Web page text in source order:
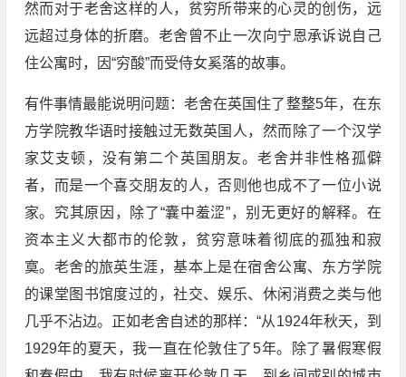
然而对于老舍这样的人，贫穷所带来的心灵的创伤，远
远超过身体的折磨。老舍曾不止一次向宁恩承诉说自己
住公寓时，因“穷酸”而受侍女奚落的故事。
有件事情最能说明问题：老舍在英国住了整整5年，在东
方学院教华语时接触过无数英国人，然而除了一个汉学
家艾支顿，没有第二个英国朋友。老舍并非性格孤僻
者，而是一个喜交朋友的人，否则他也成不了一位小说
家。究其原因，除了“囊中羞涩”，别无更好的解释。在
资本主义大都市的伦敦，贫穷意味着彻底的孤独和寂
寞。老舍的旅英生涯，基本上是在宿舍公寓、东方学院
的课堂图书馆度过的，社交、娱乐、休闲消费之类与他
几乎不沾边。正如老舍自述的那样：“从1924年秋天，到
1929年的夏天，我一直在伦敦住了5年。除了暑假寒假